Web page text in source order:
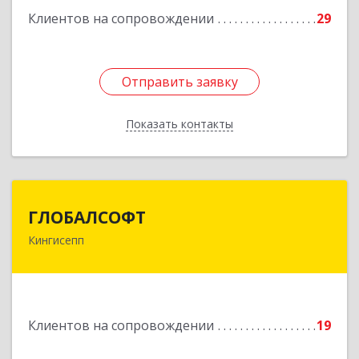
Клиентов на сопровождении 29
Отправить заявку
Показать контакты
Отправить заявку
Назад
ГЛОБАЛСОФТ
Кингисепп
Клиентов на сопровождении 19
188485, Ленинградская обл, Кингисеппский р-н,